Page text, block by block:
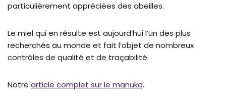
particulièrement appréciées des abeilles.
Le miel qui en résulte est aujourd’hui l’un des plus
recherchés au monde et fait l’objet de nombreux
contrôles de qualité et de traçabilité.
Notre article complet sur le manuka.